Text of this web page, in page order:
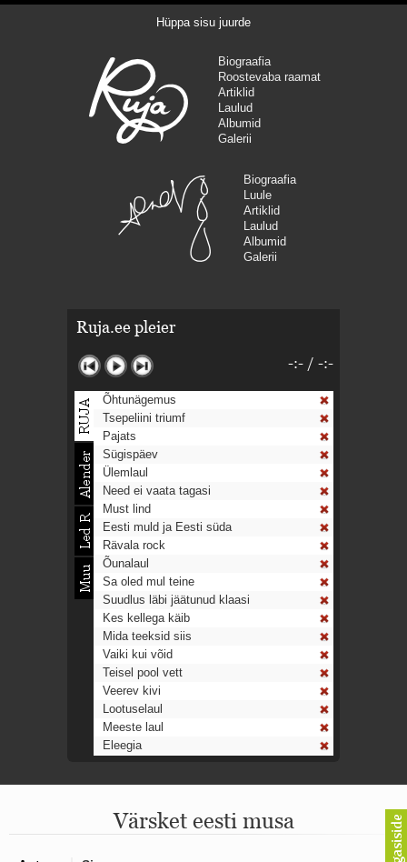
Hüppa sisu juurde
Biograafia
Roostevaba raamat
Artiklid
Laulud
Albumid
Galerii
Biograafia
Luule
Artiklid
Laulud
Albumid
Galerii
Ruja.ee pleier
-:- / -:-
Õhtunägemus
Tsepeliini triumf
Pajats
Sügispäev
Ülemlaul
Need ei vaata tagasi
Must lind
Eesti muld ja Eesti süda
Rävala rock
Õunalaul
Sa oled mul teine
Suudlus läbi jäätunud klaasi
Kes kellega käib
Mida teeksid siis
Vaiki kui võid
Teisel pool vett
Veerev kivi
Lootuselaul
Meeste laul
Eleegia
Ahtumine
Mu isamaa on minu arm
Värsket eesti musa